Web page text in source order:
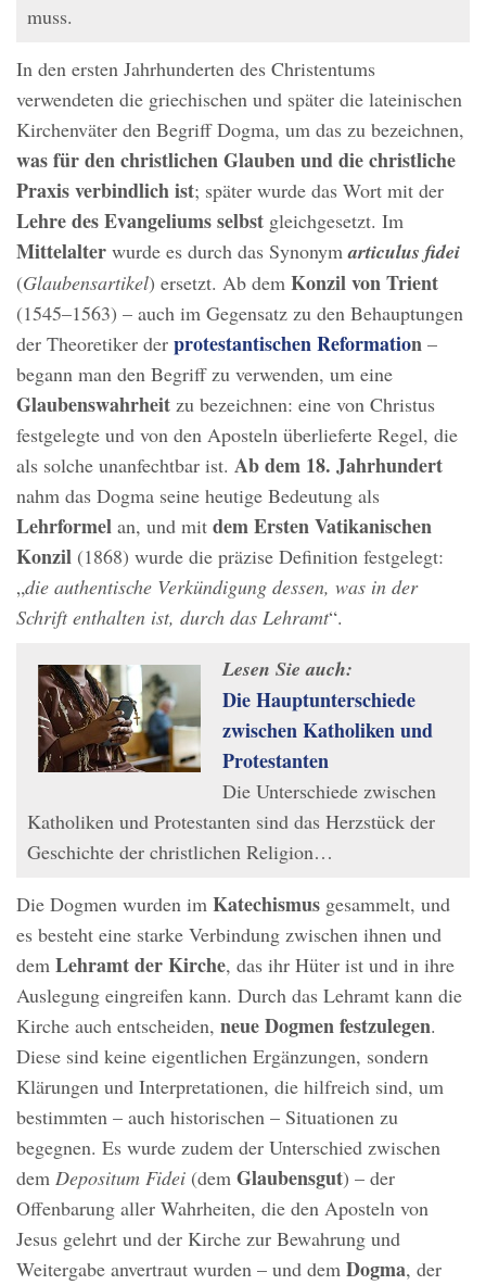
muss.
In den ersten Jahrhunderten des Christentums
verwendeten die griechischen und später die lateinischen
Kirchenväter den Begriff Dogma, um das zu bezeichnen,
was für den christlichen Glauben und die christliche
Praxis verbindlich ist; später wurde das Wort mit der
Lehre des Evangeliums selbst gleichgesetzt. Im
Mittelalter wurde es durch das Synonymarticulus fidei
(Glaubensartikel) ersetzt. Ab dem Konzil von Trient
(1545–1563) – auch im Gegensatz zu den Behauptungen
der Theoretiker der protestantischen Reformation –
begann man den Begriff zu verwenden, um eine
Glaubenswahrheit zu bezeichnen: eine von Christus
festgelegte und von den Aposteln überlieferte Regel, die
als solche unanfechtbar ist. Ab dem 18. Jahrhundert
nahm das Dogma seine heutige Bedeutung als
Lehrformel an, und mit dem Ersten Vatikanischen
Konzil (1868) wurde die präzise Definition festgelegt:
„die authentische Verkündigung dessen, was in der
Schrift enthalten ist, durch das Lehramt“.
Lesen Sie auch:
Die Hauptunterschiede
zwischen Katholiken und
Protestanten
Die Unterschiede zwischen
Katholiken und Protestanten sind das Herzstück der
Geschichte der christlichen Religion…
Die Dogmen wurden im Katechismus gesammelt, und
es besteht eine starke Verbindung zwischen ihnen und
dem Lehramt der Kirche, das ihr Hüter ist und in ihre
Auslegung eingreifen kann. Durch das Lehramt kann die
Kirche auch entscheiden, neue Dogmen festzulegen.
Diese sind keine eigentlichen Ergänzungen, sondern
Klärungen und Interpretationen, die hilfreich sind, um
bestimmten – auch historischen – Situationen zu
begegnen. Es wurde zudem der Unterschied zwischen
dem Depositum Fidei (dem Glaubensgut) – der
Offenbarung aller Wahrheiten, die den Aposteln von
Jesus gelehrt und der Kirche zur Bewahrung und
Weitergabe anvertraut wurden – und dem Dogma, der